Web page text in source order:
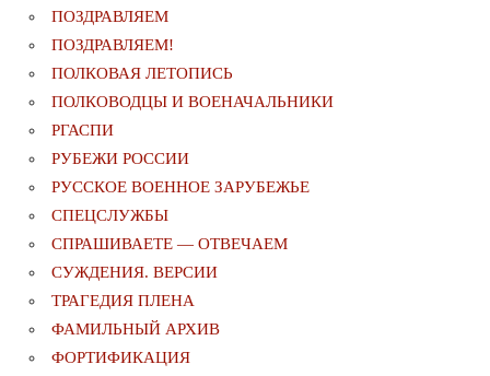
ПОЗДРАВЛЯЕМ
ПОЗДРАВЛЯЕМ!
ПОЛКОВАЯ ЛЕТОПИСЬ
ПОЛКОВОДЦЫ И ВОЕНАЧАЛЬНИКИ
РГАСПИ
РУБЕЖИ РОССИИ
РУССКОЕ ВОЕННОЕ ЗАРУБЕЖЬЕ
СПЕЦСЛУЖБЫ
СПРАШИВАЕТЕ — ОТВЕЧАЕМ
СУЖДЕНИЯ. ВЕРСИИ
ТРАГЕДИЯ ПЛЕНА
ФАМИЛЬНЫЙ АРХИВ
ФОРТИФИКАЦИЯ